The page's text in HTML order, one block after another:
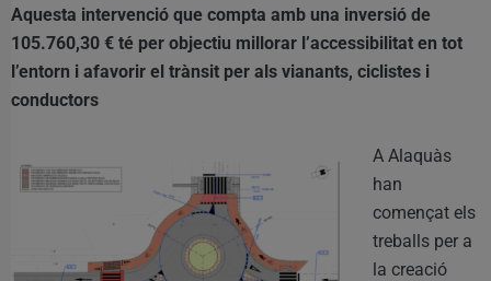
Aquesta intervenció que compta amb una inversió de
105.760,30 € té per objectiu millorar l’accessibilitat en tot
l’entorn i afavorir el trànsit per als vianants, ciclistes i
conductors
A Alaquàs
han
començat els
treballs per a
la creació